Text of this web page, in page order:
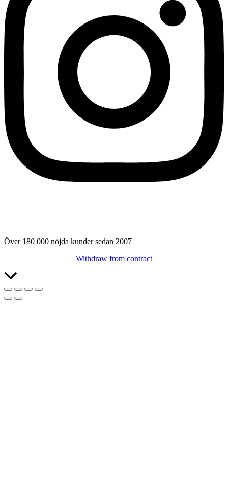
Över 180 000 nöjda kunder sedan 2007
Withdraw from contract